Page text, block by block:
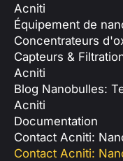
Acniti
Équipement de
Concentrateurs
Capteurs &
Acniti
Blog Nanobulles:
Acniti
Documentation
Contact Acniti:
Contact Acniti: